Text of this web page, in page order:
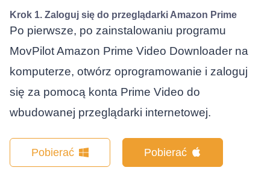
Krok 1. Zaloguj się do przeglądarki Amazon Prime
Po pierwsze, po zainstalowaniu programu
MovPilot Amazon Prime Video Downloader na
komputerze, otwórz oprogramowanie i zaloguj
się za pomocą konta Prime Video do
wbudowanej przeglądarki internetowej.
Pobierać Pobierać